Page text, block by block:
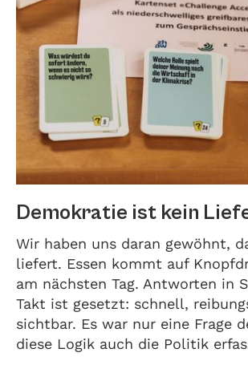
Demokratie ist kein
Wir haben uns daran gewöhnt,
liefert. Essen kommt auf
am nächsten Tag. Antworten in
Takt ist gesetzt: schnell,
sichtbar. Es war nur eine Frage
diese Logik auch die Politik